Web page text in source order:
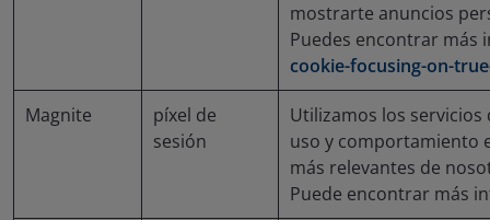
mostrarte anuncios
Puedes encontrar más
cookie-focusing-on-
Magnite
píxel de
sesión
Utilizamos los
uso y comportamiento
más relevantes de
Puede encontrar más